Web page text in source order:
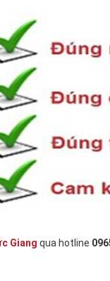
Giang qua hotline